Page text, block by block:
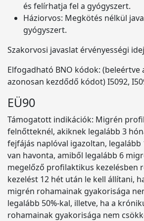
és felírhatja fel a gyógyszert.
Háziorvos: Megkötés nélkül
gyógyszert.
Szakorvosi javaslat érvényességi
Elfogadható BNO kódok: (beleértve
azonosan kezdődő kódot) I5092,
EÜ90
Támogatott indikációk: Migrén
felnőtteknél, akiknek legalább 3
fejfájás naplóval igazoltan, legalább
van havonta, amiből legalább 6
megelőző profilaktikus kezelésben
kezelést 12 hét után le kell állítani,
migrén rohamainak gyakorisága
legalább 50%-kal, illetve, ha a
rohamainak gyakorisága nem